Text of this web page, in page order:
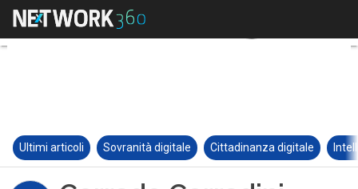
Ultimi articoli Sovranità digitale Cittadinanza digitale